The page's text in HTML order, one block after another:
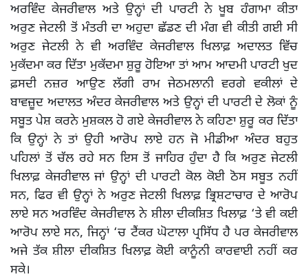
ਅਰਵਿੰਦ ਕੇਜਰੀਵਾਲ ਅਤੇ ਉਨ੍ਹਾਂ ਦੀ ਪਾਰਟੀ ਨੇ ਖੂਬ ਹੰਗਾਮਾ ਕੀਤਾ
ਅਰੁਣ ਜੇਟਲੀ ਤੋਂ ਮੰਤਰੀ ਦਾ ਅਹੁਦਾ ਛੱਡਣ ਦੀ ਮੰਗ ਵੀ ਕੀਤੀ ਗਈ ਸੀ
ਅਰੁਣ ਜੇਟਲੀ ਨੇ ਵੀ ਅਰਵਿੰਦ ਕੇਜਰੀਵਾਲ ਖਿਲਾਫ਼ ਅਦਾਲਤ ਵਿੱਚ
ਮੁਕੱਦਮਾ ਕਰ ਦਿੱਤਾ ਮੁਕੱਦਮਾ ਸ਼ੁਰੂ ਹੋਇਆ ਤਾਂ ਆਮ ਆਦਮੀ ਪਾਰਟੀ ਖੁਦ
ਫ਼ਸਦੀ ਨਜ਼ਰ ਆਉਣ ਲੱਗੀ ਰਾਮ ਜੇਠਮਲਾਨੀ ਵਰਗੇ ਵਕੀਲਾਂ ਦੇ
ਬਾਵਜ਼ੂਦ ਅਦਾਲਤ ਅੰਦਰ ਕੇਜਰੀਵਾਲ ਅਤੇ ਉਨ੍ਹਾਂ ਦੀ ਪਾਰਟੀ ਦੇ ਲੋਕਾਂ ਨੂੰ
ਸਬੂਤ ਪੇਸ਼ ਕਰਨੇ ਮੁਸ਼ਕਲ ਹੋ ਗਏ ਕੇਜਰੀਵਾਲ ਨੇ ਕਹਿਣਾ ਸ਼ੁਰੂ ਕਰ ਦਿੱਤਾ
ਕਿ ਉਨ੍ਹਾਂ ਨੇ ਤਾਂ ਉਹੀ ਆਰੋਪ ਲਾਏ ਹਨ ਜੋ ਮੀਡੀਆ ਅੰਦਰ ਬਹੁਤ
ਪਹਿਲਾਂ ਤੋਂ ਚੱਲ ਰਹੇ ਸਨ ਇਸ ਤੋਂ ਜਾਹਿਰ ਹੁੰਦਾ ਹੈ ਕਿ ਅਰੁਣ ਜੇਟਲੀ
ਖਿਲਾਫ਼ ਕੇਜਰੀਵਾਲ ਜਾਂ ਉਨ੍ਹਾਂ ਦੀ ਪਾਰਟੀ ਕੋਲ ਕੋਈ ਠੋਸ ਸਬੂਤ ਨਹੀਂ
ਸਨ, ਫਿਰ ਵੀ ਉਨ੍ਹਾਂ ਨੇ ਅਰੁਣ ਜੇਟਲੀ ਖਿਲਾਫ਼ ਭ੍ਰਿਸ਼ਟਾਚਾਰ ਦੇ ਆਰੋਪ
ਲਾਏ ਸਨ ਅਰਵਿੰਦ ਕੇਜਰੀਵਾਲ ਨੇ ਸ਼ੀਲਾ ਦੀਕਸ਼ਿਤ ਖਿਲਾਫ਼ ‘ਤੇ ਵੀ ਕਈ
ਆਰੋਪ ਲਾਏ ਸਨ, ਜਿਨ੍ਹਾਂ ‘ਚ ਟੈਂਕਰ ਘੋਟਾਲਾ ਪ੍ਰਸਿੱਧ ਹੈ ਪਰ ਕੇਜਰੀਵਾਲ
ਅਜੇ ਤੱਕ ਸ਼ੀਲਾ ਦੀਕਸ਼ਿਤ ਖਿਲਾਫ਼ ਕੋਈ ਕਾਨੂੰਨੀ ਕਾਰਵਾਈ ਨਹੀਂ ਕਰ
ਸਕੇ।